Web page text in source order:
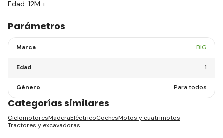
Edad: 12M +
Parámetros
Marca BIG
Edad 1
Género Para todos
Categorías similares
CiclomotoresMaderaEléctricoCochesMotos y cuatrimotos
Tractores y excavadoras